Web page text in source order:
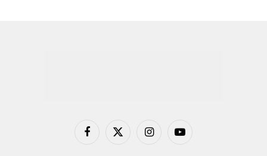
FacebookX
InstagramYouTube